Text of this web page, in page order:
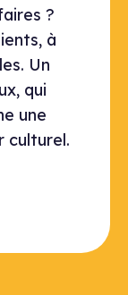
?
à
Un
qui
une
culturel.